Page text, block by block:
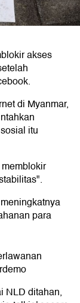
akses
di Myanmar,
itu
para
NLD ditahan,